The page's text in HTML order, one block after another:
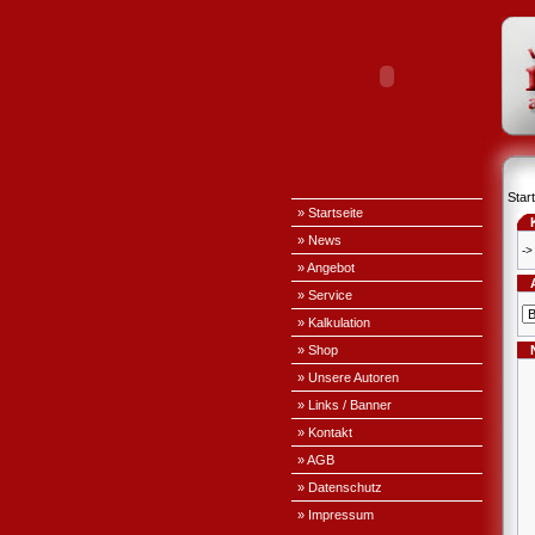
» Startseite
» News
» Angebot
» Service
» Kalkulation
» Shop
» Unsere Autoren
» Links / Banner
» Kontakt
» AGB
» Datenschutz
» Impressum
->